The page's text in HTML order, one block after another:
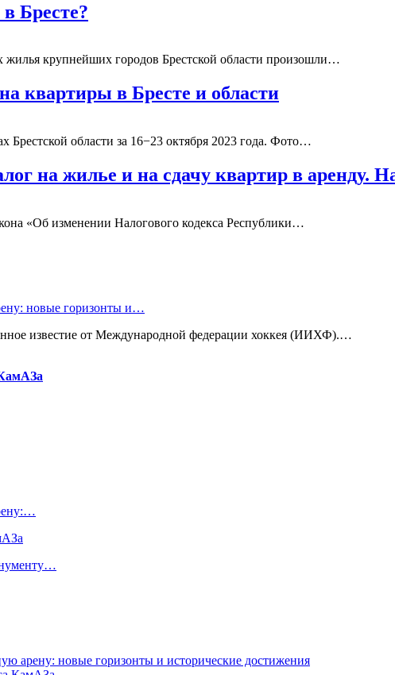
Бресте?
жилья крупнейших городов Брестской области произошли…
квартиры в Бресте и области
Брестской области за 16−23 октября 2023 года. Фото…
на жилье и на сдачу квартир в аренду.
«Об изменении Налогового кодекса Республики…
новые горизонты и…
известие от Международной федерации хоккея (ИИХФ).…
арену: новые горизонты и исторические достижения